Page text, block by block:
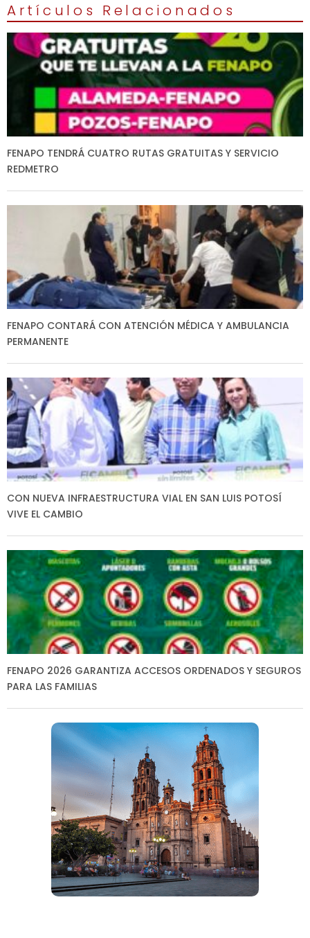
Artículos Relacionados
FENAPO TENDRÁ CUATRO RUTAS GRATUITAS Y SERVICIO
REDMETRO
FENAPO CONTARÁ CON ATENCIÓN MÉDICA Y AMBULANCIA
PERMANENTE
CON NUEVA INFRAESTRUCTURA VIAL EN SAN LUIS POTOSÍ
VIVE EL CAMBIO
FENAPO 2026 GARANTIZA ACCESOS ORDENADOS Y SEGUROS
PARA LAS FAMILIAS